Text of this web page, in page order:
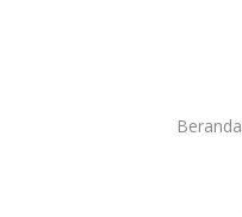
Beranda